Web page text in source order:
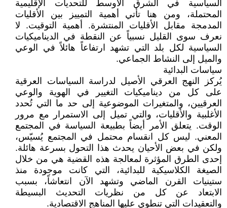
السياسية في الشرق الأوسط للتحديات الإقليمية
المحتملة، ومن هنا تأتي أهمية التمييز بين الأقليات
المدمجة مقابل الأقليات المنتشرة. أهمية التوقيت. لا
نعرف سوى القليل نسبياً عن النقطة في الديناميكيات
السياسية لكل بلد التي تشهد ارتفاعاً هائلاً في الوعي
والميل إلى النشاط الجماعي.
سياسات البدائية
يُركز النهج العرقي الأصيل لدراسة السياسات العرقية
على كل من ديناميكيات التغيير في الهوية والوعي
العرقيين، والمتغيرات الموضوعية إلى حد ما التي تُحدد
الأغلبية والأقليات، والتي تميل إلى الاستمرار مع مرور
الوقت. يتعلق الأمر أيضاً بطبيعة السياسة في المجتمع
المعني. ليس كل انقسام محتمل في المجتمع يُسيّس،
ولكن في بعض الأحيان يحدث هذا التحول بسرعة هائلة.
إحدى الطرق المؤثرة لمعالجة هذه القضية هي من خلال
الصيغة الكلاسيكية للبدائية، التي كانت موجودة منذ
ستينيات القرن الماضي وتشهد الآن انتعاشاً، بسبب
الابتعاد عن كل من نظريات التحديث البسيطة
والتعقيدات التي تنطوي عليها المناهج الاقتصادية.